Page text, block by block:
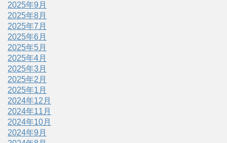
2025年9月
2025年8月
2025年7月
2025年6月
2025年5月
2025年4月
2025年3月
2025年2月
2025年1月
2024年12月
2024年11月
2024年10月
2024年9月